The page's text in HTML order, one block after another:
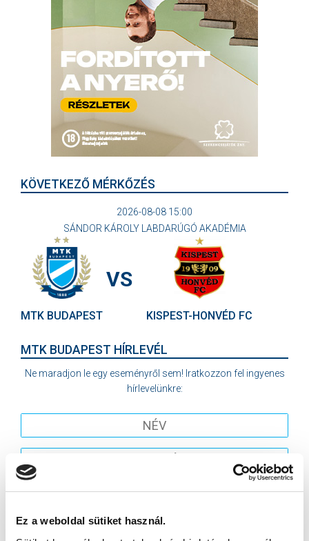
Ez a weboldal sütiket használ.
KÖVETKEZŐ MÉRKŐZÉS
2026-08-08 15:00
SÁNDOR KÁROLY LABDARÚGÓ AKADÉMIA
MTK BUDAPEST
VS
KISPEST-HONVÉD FC
MTK BUDAPEST HÍRLEVÉL
Ne maradjon le egy eseményről sem! Iratkozzon fel ingyenes
hírlevelünkre:
Elfogadom azAdatvédelmi tájékoztatót!
FELIRATKOZOM